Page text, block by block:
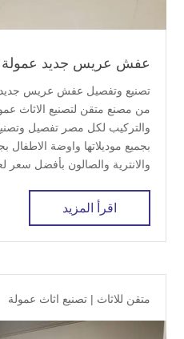
عفش عريس جديد عمولة 2024
من مصنع متقن لتصنيع الاثاث
والتركيب لكل مصر تفصيل
بجميع موديلاتها واوضة الاطفال
والانترية والصالون بأفضل
اقرأ المزيد
متقن للاثاث | تصنيع اثاث عمولة